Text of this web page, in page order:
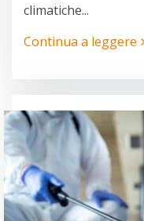
climatiche...
Continua a leggere